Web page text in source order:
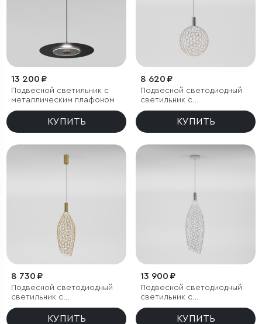
13 200 ₽
Подвесной светильник с
металлическим плафоном
КУПИТЬ
8 620 ₽
Подвесной светодиодный
светильник с
металлическим плафоном
КУПИТЬ
8 730 ₽
Подвесной светодиодный
светильник с
металлическим плафоном
КУПИТЬ
13 900 ₽
Подвесной светодиодный
светильник с
металлическим плафоном
КУПИТЬ